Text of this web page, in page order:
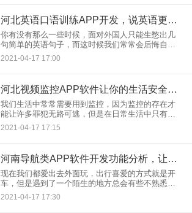
河北英语口语训练APP开发，说英语更流利
你有没有那么一些时候，面对外国人只能生憋出几
句简单的英语句子，而这时候我们常常会后悔自己
当初没有好好学习英语口语，而为了让人们能在生
活中训练自己英语口语的能力，英语口语训练App开
2021-04-17 17:00
河北视频监控APP软件让你的生活安全无忧
我们生活中常常需要用到监控，因为监控的存在才
能让许多罪犯无路可逃，但是在日常生活中只有部
分人会在家中使用监控，并且常常不会去查看监控
的信息，因为查看监控是一件麻烦的时期，无特殊
2021-04-17 17:15
河南导航类APP软件开发功能分析，让您不再迷路
现在我们都爱出去外面玩，出行喜爱的方式就是开
车，但是遇到了一个陌生的地方总会有些不熟悉，
这个时候我们就会感到害怕，因为人本身就会对陌
生的环境感到一些恐惧，如果这个时候我们能够开
2021-04-17 17:30